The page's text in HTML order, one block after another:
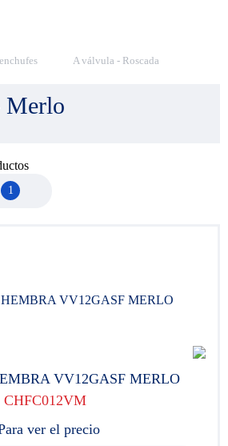
A válvula - Roscada
Merlo
1
VV12GASF MERLO
CHFC012VM
ver el precio